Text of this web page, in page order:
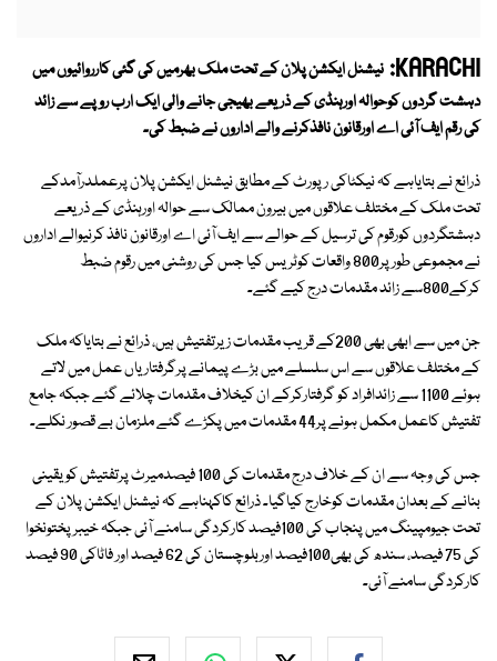
KARACHI: نیشنل ایکشن پلان کے تحت ملک بھرمیں کی گئی کارروائیوں میں
دہشت گردوں کوحوالہ اورہنڈی کے ذریعے بھیجی جانے والی ایک ارب روپے سے زائد
کی رقم ایف آئی اے اورقانون نافذکرنے والے اداروں نے ضبط کی۔
ذرائع نے بتایاہے کہ نیکٹاکی رپورٹ کے مطابق نیشنل ایکشن پلان پرعملدرآمدکے
تحت ملک کے مختلف علاقوں میں بیرون ممالک سے حوالہ اورہنڈی کے ذریعے
دہشتگردوں کورقوم کی ترسیل کے حوالے سے ایف آئی اے اورقانون نافذ کرنیوالے اداروں
نے مجموعی طورپر800 واقعات کوٹریس کیا جس کی روشنی میں رقوم ضبط
کرکے800سے زائد مقدمات درج کیے گئے۔
جن میں سے ابھی بھی 200کے قریب مقدمات زیرتفتیش ہیں، ذرائع نے بتایاکہ ملک
کے مختلف علاقوں سے اس سلسلے میں بڑے پیمانے پرگرفتاریاں عمل میں لاتے
ہوئے 1100 سے زائدافراد کو گرفتارکرکے ان کیخلاف مقدمات چلائے گئے جبکہ جامع
تفتیش کاعمل مکمل ہونے پر44 مقدمات میں پکڑے گئے ملزمان بے قصور نکلے۔
جس کی وجہ سے ان کے خلاف درج مقدمات کی 100 فیصدمیرٹ پرتفتیش کویقینی
بنانے کے بعدان مقدمات کوخارج کیاگیا۔ ذرائع کاکہناہے کہ نیشنل ایکشن پلان کے
تحت جیومپینگ میں پنجاب کی 100فیصد کارکردگی سامنے آئی جبکہ خیبرپختونخوا
کی 75 فیصد، سندھ کی بھی100فیصد اوربلوچستان کی 62 فیصد اور فاٹاکی 90 فیصد
کارکردگی سامنے آئی۔